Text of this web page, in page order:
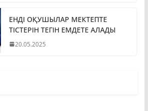
ЕНДІ ОҚУШЫЛАР МЕКТЕПТЕ
ТІСТЕРІН ТЕГІН ЕМДЕТЕ АЛАДЫ
20.05.2025